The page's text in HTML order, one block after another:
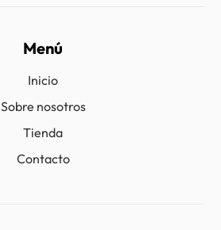
Menú
Inicio
Sobre nosotros
Tienda
Contacto